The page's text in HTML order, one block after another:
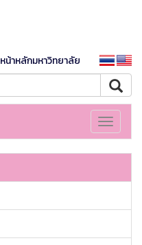
หน้าหลักมหาวิทยาลัย
Toggle